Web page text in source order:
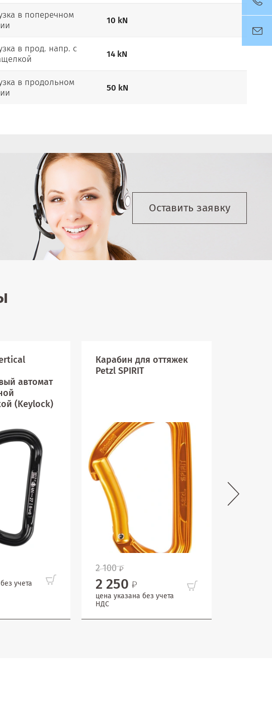
в поперечном
10 kN
в прод. напр. c
14 kN
в продольном
50 kN
Оставить заявку
автомат
(Keylock)
учета
Карабин для оттяжек
Petzl SPIRIT
2 100
2 250
цена указана без учета
НДС